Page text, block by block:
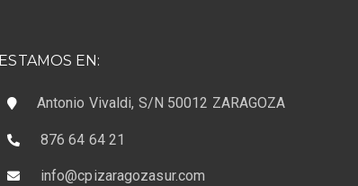
ESTAMOS EN:
Antonio Vivaldi, S/N 50012 ZARAGOZA
876 64 64 21
info@cpizaragozasur.com